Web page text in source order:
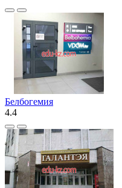
Белбогемия
4.4